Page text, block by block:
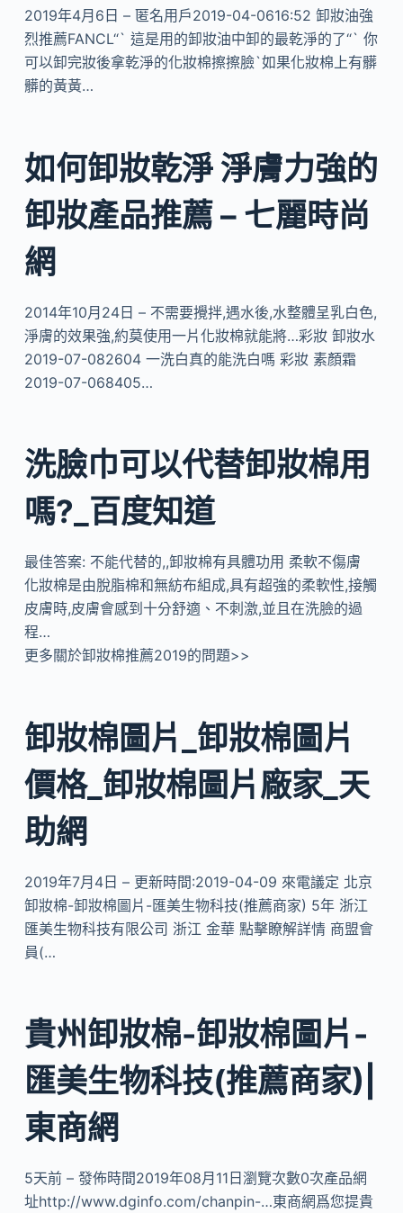
2019年4月6日 – 匿名用戶2019-04-0616:52 卸妝油強
烈推薦FANCL“` 這是用的卸妝油中卸的最乾淨的了“` 你
可以卸完妝後拿乾淨的化妝棉擦擦臉`如果化妝棉上有髒
髒的黃黃…
如何卸妝乾淨 淨膚力強的
卸妝產品推薦 – 七麗時尚
網
2014年10月24日 – 不需要攪拌,遇水後,水整體呈乳白色,
淨膚的效果強,約莫使用一片化妝棉就能將…彩妝 卸妝水
2019-07-082604 一洗白真的能洗白嗎 彩妝 素顏霜
2019-07-068405…
洗臉巾可以代替卸妝棉用
嗎?_百度知道
最佳答案: 不能代替的,,卸妝棉有具體功用 柔軟不傷膚
化妝棉是由脫脂棉和無紡布組成,具有超強的柔軟性,接觸
皮膚時,皮膚會感到十分舒適、不刺激,並且在洗臉的過
程…
更多關於卸妝棉推薦2019的問題>>
卸妝棉圖片_卸妝棉圖片
價格_卸妝棉圖片廠家_天
助網
2019年7月4日 – 更新時間:2019-04-09 來電議定 北京
卸妝棉-卸妝棉圖片-匯美生物科技(推薦商家) 5年 浙江
匯美生物科技有限公司 浙江 金華 點擊瞭解詳情 商盟會
員(…
貴州卸妝棉-卸妝棉圖片-
匯美生物科技(推薦商家)|
東商網
5天前 – 發佈時間2019年08月11日瀏覽次數0次產品網
址http://www.dginfo.com/chanpin-…東商網爲您提貴